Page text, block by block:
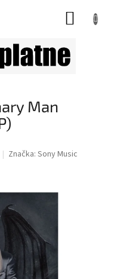
Man
Značka: Sony Music